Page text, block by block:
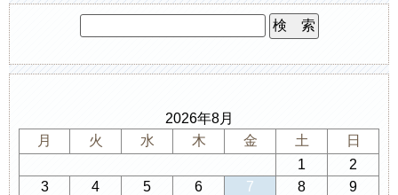
2026年8月
月
火 水 木 金 土
日
1
2
3
4 5 6 7 8
9